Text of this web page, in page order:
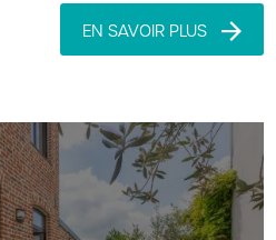
EN SAVOIR PLUS